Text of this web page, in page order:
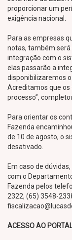
proporcionar um
exigência nacional.
Para as empresas
notas, também
integração com o
elas passarão a
disponibilizaremos
Acreditamos que
processo”,
Para orientar os
Fazenda
de 10 de agosto, o
desativado.
Em caso de
com o
Fazenda pelos
2322, (65) 3548-
ACESSO AO